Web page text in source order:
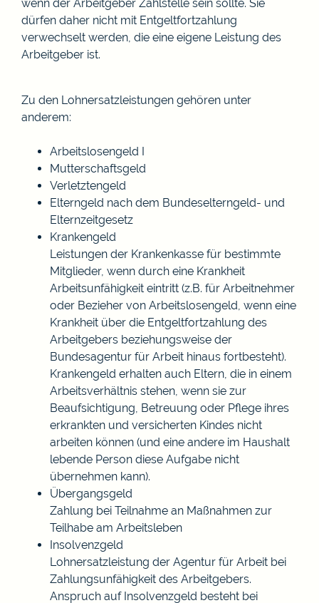
wenn der Arbeitgeber Zahlstelle sein sollte. Sie
dürfen daher nicht mit Entgeltfortzahlung
verwechselt werden, die eine eigene Leistung des
Arbeitgeber ist.
Zu den Lohnersatzleistungen gehören unter
anderem:
Arbeitslosengeld I
Mutterschaftsgeld
Verletztengeld
Elterngeld nach dem Bundeselterngeld- und
Elternzeitgesetz
Krankengeld
Leistungen der Krankenkasse für bestimmte
Mitglieder, wenn durch eine Krankheit
Arbeitsunfähigkeit eintritt (z.B. für Arbeitnehmer
oder Bezieher von Arbeitslosengeld, wenn eine
Krankheit über die Entgeltfortzahlung des
Arbeitgebers beziehungsweise der
Bundesagentur für Arbeit hinaus fortbesteht).
Krankengeld erhalten auch Eltern, die in einem
Arbeitsverhältnis stehen, wenn sie zur
Beaufsichtigung, Betreuung oder Pflege ihres
erkrankten und versicherten Kindes nicht
arbeiten können (und eine andere im Haushalt
lebende Person diese Aufgabe nicht
übernehmen kann).
Übergangsgeld
Zahlung bei Teilnahme an Maßnahmen zur
Teilhabe am Arbeitsleben
Insolvenzgeld
Lohnersatzleistung der Agentur für Arbeit bei
Zahlungsunfähigkeit des Arbeitgebers.
Anspruch auf Insolvenzgeld besteht bei